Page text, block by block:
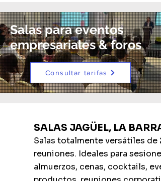
Salas para eventos
empresariales & foros
Consultar tarifas
SALAS JAGÜEL, LA
Salas totalmente versátiles
reuniones. Ideales para
almuerzos, cenas, cocktails,